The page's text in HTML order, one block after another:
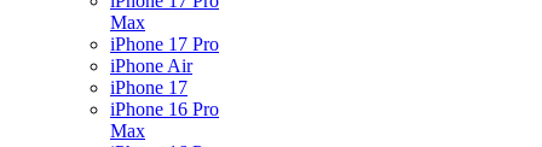
Max
iPhone 17 Pro
iPhone Air
iPhone 17
iPhone 16 Pro
Max